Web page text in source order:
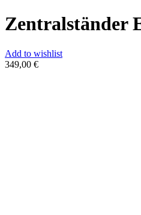
Zentralständer
Add to wishlist
349,00 €